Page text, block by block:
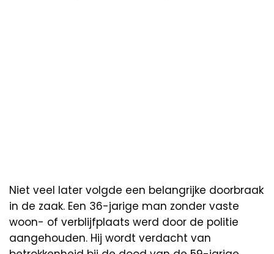
Niet veel later volgde een belangrijke doorbraak
in de zaak. Een 36-jarige man zonder vaste
woon- of verblijfplaats werd door de politie
aangehouden. Hij wordt verdacht van